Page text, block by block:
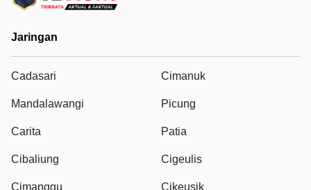
Jaringan
Cadasari Cimanuk
Mandalawangi Picung
Carita Patia
Cibaliung Cigeulis
Cimanggu Cikeusik